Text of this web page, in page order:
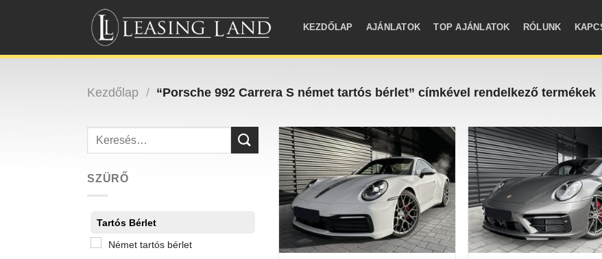
KEZDŐLAP AJÁNLATOK TOP AJÁNLATOK RÓLUNK
Kezdőlap / “Porsche 992 Carrera S német tartós bérlet” címkével rendelkező termékek
Keresés
SZÜRŐ
Tartós Bérlet
Német tartós bérlet